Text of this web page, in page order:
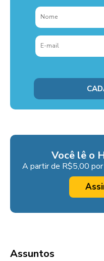
Você lê o
A partir de R$5,00 por
Assuntos